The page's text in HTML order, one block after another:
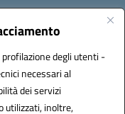
degli utenti -
necessari al
dei servizi
utilizzati, inoltre,